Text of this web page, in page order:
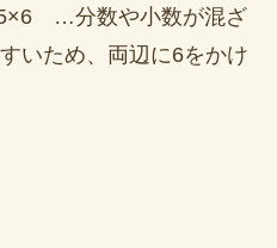
…分数や小数が混ざ
いため、両辺に6をかけ